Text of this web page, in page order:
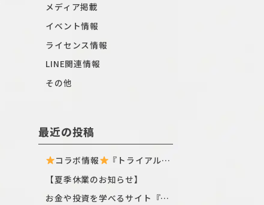
メディア掲載
イベント情報
ライセンス情報
LINE関連情報
その他
最近の投稿
コラボ情報
『トライアル×しばんばん』全国のトライアル店舗・ECサイトにてTシャツ新シリーズが登場〈ฅ `ᴥ´ ฅ〉
【夏季休業のお知らせ】
お金や投資を学べるサイト『日興フロッギー』にてTomo.Nがぴよこ豆のイラストを描き下ろしました